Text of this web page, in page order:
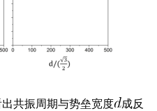
共振周期与势垒宽度
成反